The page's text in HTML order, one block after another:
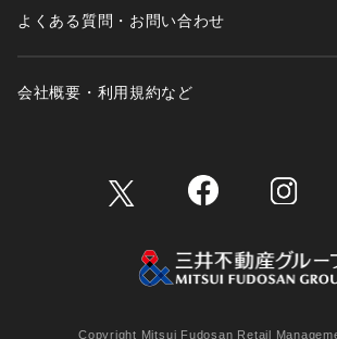
よくある質問・お問い合わせ
会社概要・利用規約など
Copyright Mitsui Fudosan Retail